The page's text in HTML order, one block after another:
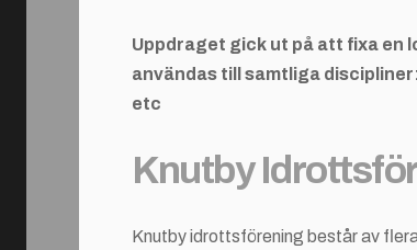
Uppdraget gick ut på att fixa en
användas till samtliga
etc
Knutby
Knutby idrottsförening består av